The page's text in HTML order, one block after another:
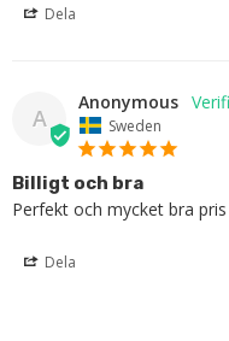
Dela
A
Anonymous
Sweden
Billigt och bra
Perfekt och mycket bra pris
Dela